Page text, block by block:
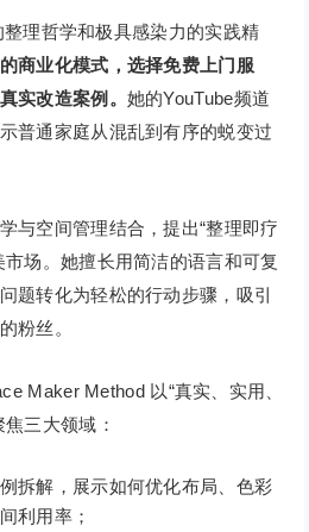
理哲学和极具感染力的实践精
商业化模式，选择免费上门服
实改造案例。 她的YouTube频道
普通家庭从混乱到有序的蜕变过
与空间管理结合，提出“整理即疗
场。她擅长用简洁的语言和可复
题转化为轻松的行动步骤，吸引
粉丝。
Maker Method 以“真实、实用、
三大领域：
例拆解，展示如何优化布局、色彩
利用率；